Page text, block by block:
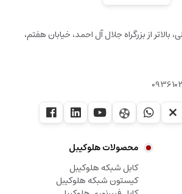
بالاتر از بزرگراه جلال آل احمد، خیابان هفتم،
محصولات هلوکیبل
کابل شبکه هلوکیبل
کیستون شبکه هلوکیبل